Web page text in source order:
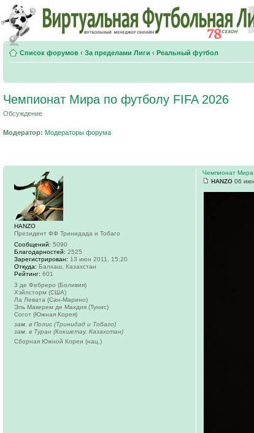
Список форумов ‹ За пределами Лиги ‹ Реальный футбол
Чемпионат Мира по футболу FIFA 2026
Обсуждение
Модератор: Модераторы форума
Чемпионат Мира
HANZO 06
HANZO
Президент ФФ Тринидада и Тобаго
Сообщений: 5090
Благодарностей: 2525
Зарегистрирован: 13 июн 2011, 15:20
Откуда: Балхаш, Казахстан
Рейтинг: 601
3 де Фебреро (Боливия)
Хэйлсторм (США)
Ла Левата (Сан-Марино)
Эль Макерем де Махдия (Тунис)
Согот (Южная Корея)
зам. в Полис (Тринидад и Тобаго)
зам. в Туран (Кокшетау, Казахстан)
Сборная Южной Кореи (нац.)